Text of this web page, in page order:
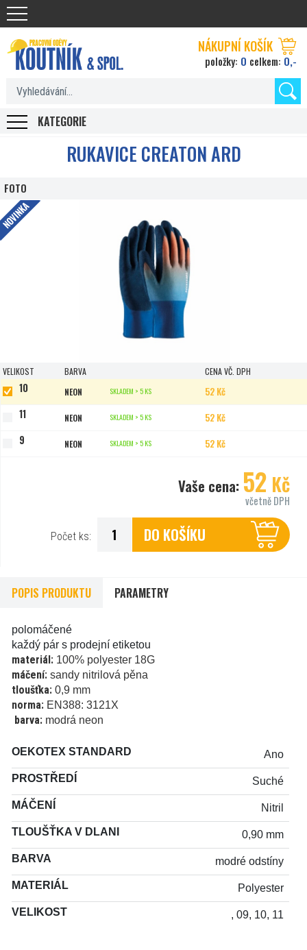
Koutnik.com
RUKAVICE CREATON ARD
FOTO
NOVINKA
VELIKOST BARVA CENA VČ. DPH
10 NEON SKLADEM > 5 KS 52 Kč
11 NEON SKLADEM > 5 KS 52 Kč
9 NEON SKLADEM > 5 KS 52 Kč
Vaše cena: 52 Kč
včetně DPH
Počet ks: DO KOŠÍKU
POPIS PRODUKTU PARAMETRY
polomáčené
každý pár s prodejní etiketou
materiál: 100% polyester 18G
máčení: sandy nitrilová pěna
tloušťka: 0,9 mm
norma: EN388: 3121X
barva: modrá neon
OEKOTEX STANDARD Ano
PROSTŘEDÍ Suché
MÁČENÍ Nitril
TLOUŠŤKA V DLANI 0,90 mm
BARVA modré odstíny
MATERIÁL Polyester
VELIKOST , 09, 10, 11
KATEGORIE
NÁKUPNÍ KOŠÍK
položky: 0 celkem: 0,-